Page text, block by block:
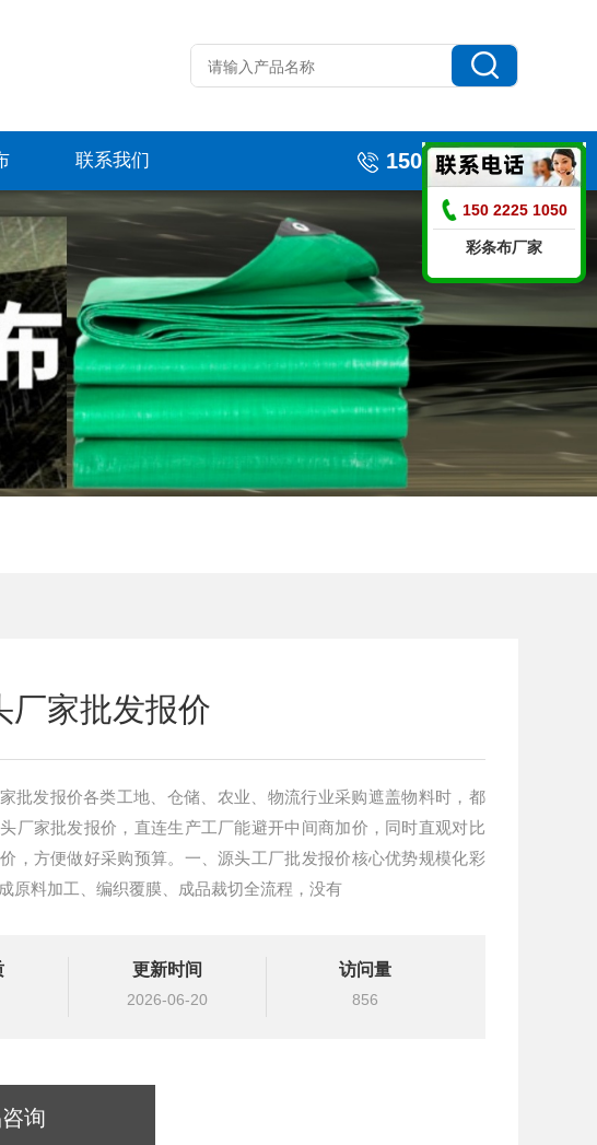
联系我们 15022251050
厂家批发报价
批发报价各类工地、仓储、农业、物流行业采购遮盖物料时，都
厂家批发报价，直连生产工厂能避开中间商加价，同时直观对比
，方便做好采购预算。一、源头工厂批发报价核心优势规模化彩
原料加工、编织覆膜、成品裁切全流程，没有
更新时间
2026-06-20
访问量
856
询
150 2225 1050
彩条布厂家